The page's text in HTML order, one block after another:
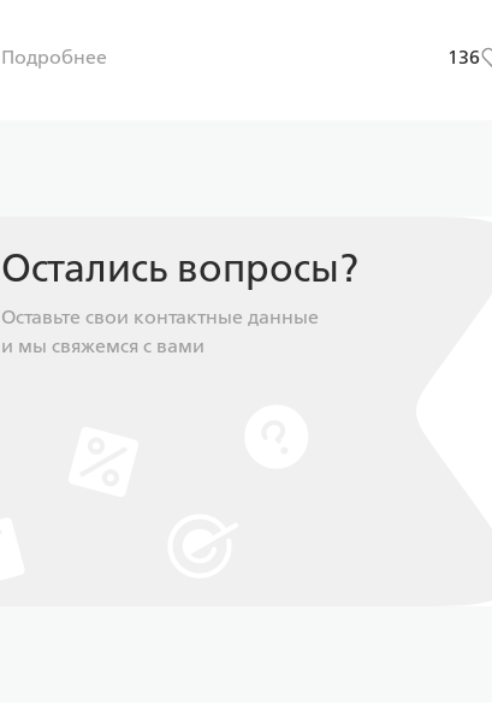
Подробнее 136
Остались вопросы?
Оставьте свои контактные данные
и мы свяжемся с вами